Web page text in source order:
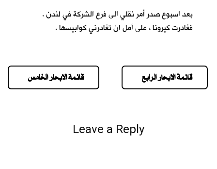
بعد اسبوع صدر أمر نقلي الى فرع الشركة في لندن .
فغادرت كيرونا ، على أمل ان تغادرني كوابيسها .
قائمة الابحار الخامس قائمة الابحار الرابع
Leave a Reply